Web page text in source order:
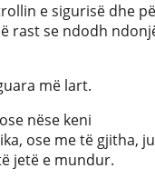
e sigurisë dhe
rast se ndodh
më lart.
nëse keni
ose me të gjitha, ju
jetë e mundur.